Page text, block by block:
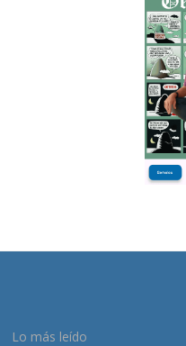
Lo más leído